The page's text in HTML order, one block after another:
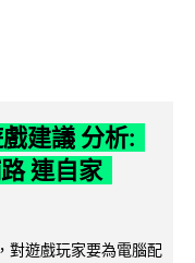
建議 分析:
連自家
對遊戲玩家要為電腦配